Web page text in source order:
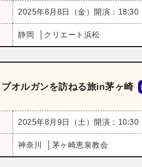
2025年8月8日（金） 開演：18:30
静岡 クリエート浜松
オルガンを訪ねる旅in茅ヶ崎
2025年8月9日（土） 開演：10:30
神奈川 茅ヶ崎恵泉教会